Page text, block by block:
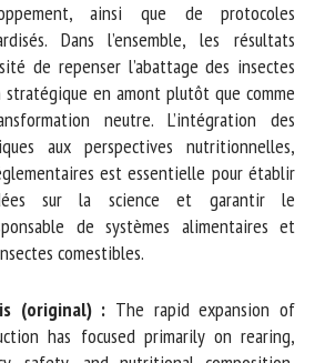
en évidence d’importantes
notamment l’absence
être spécifiques aux espèces et aux
ainsi que de protocoles
Dans l’ensemble, les résultats
de repenser l’abattage des insectes
stratégique en amont plutôt que
transformation neutre. L’intégration
éthiques aux perspectives
et réglementaires est
des normes fondées sur la science
responsable de systèmes
à base d’insectes comestibles.